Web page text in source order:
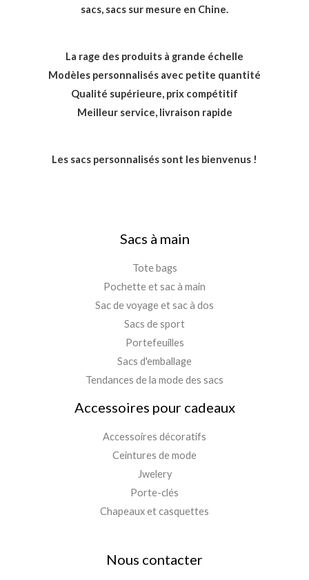
sacs, sacs sur mesure en Chine.
La rage des produits à grande échelle
Modèles personnalisés avec petite quantité
Qualité supérieure, prix compétitif
Meilleur service, livraison rapide
Les sacs personnalisés sont les bienvenus !
Sacs à main
Tote bags
Pochette et sac à main
Sac de voyage et sac à dos
Sacs de sport
Portefeuilles
Sacs d'emballage
Tendances de la mode des sacs
Accessoires pour cadeaux
Accessoires décoratifs
Ceintures de mode
Jwelery
Porte-clés
Chapeaux et casquettes
Nous contacter